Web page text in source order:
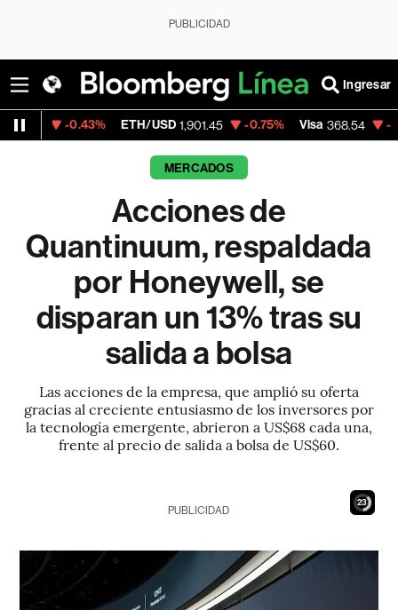
PUBLICIDAD
Ingresar
ETH/USD 1,901.45 -0.75% Visa 368.54 -0.28%
MERCADOS
Acciones de
Quantinuum, respaldada
por Honeywell, se
disparan un 13% tras su
salida a bolsa
Las acciones de la empresa, que amplió su oferta
gracias al creciente entusiasmo de los inversores por
la tecnología emergente, abrieron a US$68 cada una,
frente al precio de salida a bolsa de US$60.
22
PUBLICIDAD